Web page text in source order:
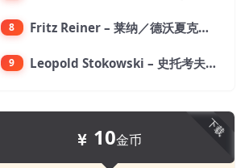
8 Fritz Reiner – 莱纳／德沃夏克：第九交响曲【176.4kHz／24bit】
9 Leopold Stokowski – 史托考夫斯基：狂想曲【176.4kHz／24bit】
下载
10金币